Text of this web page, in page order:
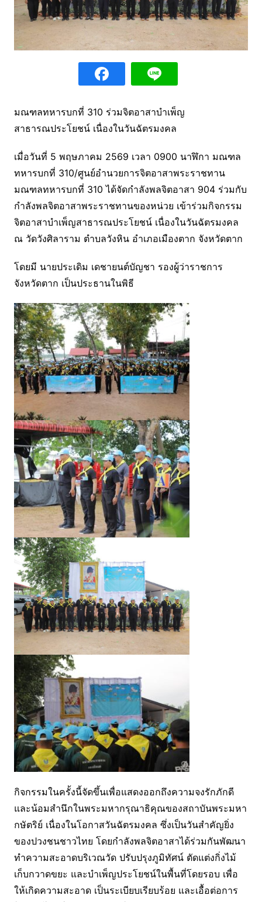
มณฑลทหารบกที่ 310 ร่วมจิตอาสาบำเพ็ญ
สาธารณประโยชน์ เนื่องในวันฉัตรมงคล
เมื่อวันที่ 5 พฤษภาคม 2569 เวลา 0900 นาฬิกา มณฑล
ทหารบกที่ 310/ศูนย์อำนวยการจิตอาสาพระราชทาน
มณฑลทหารบกที่ 310 ได้จัดกำลังพลจิตอาสา 904 ร่วมกับ
กำลังพลจิตอาสาพระราชทานของหน่วย เข้าร่วมกิจกรรม
จิตอาสาบำเพ็ญสาธารณประโยชน์ เนื่องในวันฉัตรมงคล
ณ วัดวังศิลาราม ตำบลวังหิน อำเภอเมืองตาก จังหวัดตาก
โดยมี นายประเดิม เดชายนต์บัญชา รองผู้ว่าราชการ
จังหวัดตาก เป็นประธานในพิธี
กิจกรรมในครั้งนี้จัดขึ้นเพื่อแสดงออกถึงความจงรักภักดี
และน้อมสำนึกในพระมหากรุณาธิคุณของสถาบันพระมหา
กษัตริย์ เนื่องในโอกาสวันฉัตรมงคล ซึ่งเป็นวันสำคัญยิ่ง
ของปวงชนชาวไทย โดยกำลังพลจิตอาสาได้ร่วมกันพัฒนา
ทำความสะอาดบริเวณวัด ปรับปรุงภูมิทัศน์ ตัดแต่งกิ่งไม้
เก็บกวาดขยะ และบำเพ็ญประโยชน์ในพื้นที่โดยรอบ เพื่อ
ให้เกิดความสะอาด เป็นระเบียบเรียบร้อย และเอื้อต่อการ